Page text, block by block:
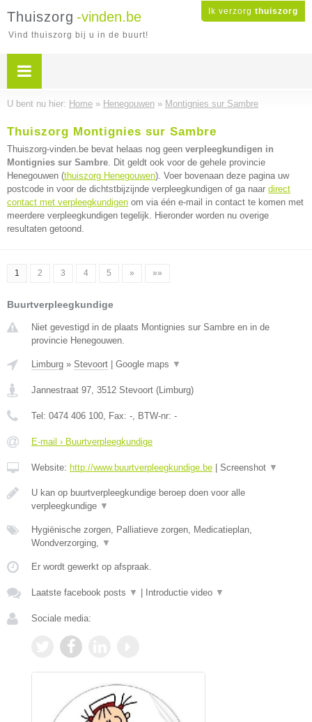
Ik verzorg thuiszorg
Thuiszorg -vinden.be
Vind thuiszorg bij u in de buurt!
U bent nu hier: Home » Henegouwen » Montignies sur Sambre
Thuiszorg Montignies sur Sambre
Thuiszorg-vinden.be bevat helaas nog geen verpleegkundigen in
Montignies sur Sambre. Dit geldt ook voor de gehele provincie
Henegouwen (thuiszorg Henegouwen). Voer bovenaan deze pagina uw
postcode in voor de dichtstbijzijnde verpleegkundigen of ga naar direct
contact met verpleegkundigen om via één e-mail in contact te komen met
meerdere verpleegkundigen tegelijk. Hieronder worden nu overige
resultaten getoond.
1 2 3 4 5 » »»
Buurtverpleegkundige
Niet gevestigd in de plaats Montignies sur Sambre en in de
provincie Henegouwen.
Limburg » Stevoort Google maps ▼
Jannestraat 97, 3512 Stevoort (Limburg)
Tel: 0474 406 100, Fax: -, BTW-nr: -
E-mail › Buurtverpleegkundige
Website: http://www.buurtverpleegkundige.be Screenshot ▼
U kan op buurtverpleegkundige beroep doen voor alle
verpleegkundige ▼
Hygiënische zorgen, Palliatieve zorgen, Medicatieplan,
Wondverzorging, ▼
Er wordt gewerkt op afspraak.
Laatste facebook posts ▼ Introductie video ▼
Sociale media: